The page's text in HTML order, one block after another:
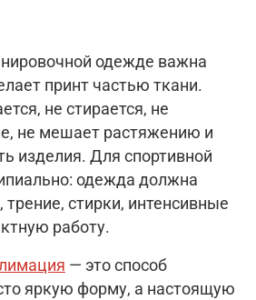
одежде важна
принт частью ткани.
не стирается, не
не мешает растяжению и
изделия. Для спортивной
одежда должна
стирки, интенсивные
работу.
— это способ
яркую форму, а настоящую